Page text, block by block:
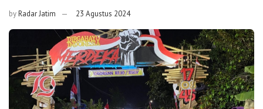
byRadar Jatim 23 Agustus 2024